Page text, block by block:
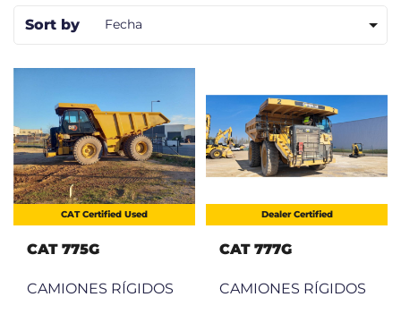
Sort by Fecha
CAT Certified Used
CAT 775G
CAMIONES RÍGIDOS
Dealer Certified
CAT 777G
CAMIONES RÍGIDOS